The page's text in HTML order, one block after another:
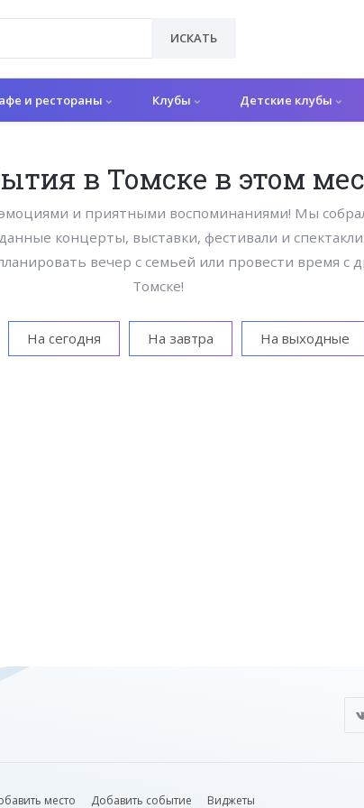
ИСКАТЬ
и рестораны Клубы Детские клубы
в Томске в этом
и приятными воспоминаниями! Мы
концерты, выставки, фестивали и
вечер с семьей или провести время с
Томске!
На сегодня На завтра На выходные
место Добавить событие Виджеты